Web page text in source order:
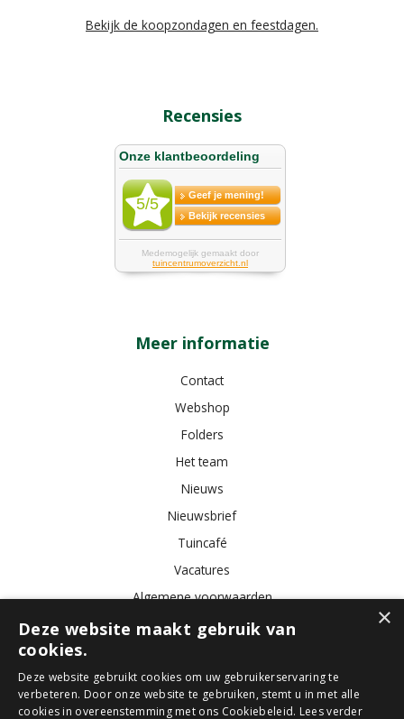
Bekijk de koopzondagen en feestdagen.
Recensies
Meer informatie
Contact
Webshop
Folders
Het team
Nieuws
Nieuwsbrief
Tuincafé
Vacatures
Algemene voorwaarden
Tuincentrum
×
Deze website maakt gebruik van
cookies.
Deze website gebruikt cookies om uw gebruikerservaring te
verbeteren. Door onze website te gebruiken, stemt u in met alle
cookies in overeenstemming met ons Cookiebeleid. Lees verder